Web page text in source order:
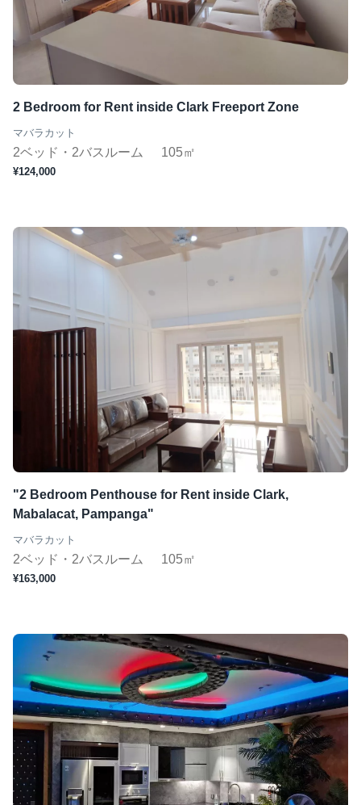
2 Bedroom for Rent inside Clark Freeport Zone
マバラカット
2ベッド・2バスルーム 105㎡
¥124,000
"2 Bedroom Penthouse for Rent inside Clark,
Mabalacat, Pampanga"
マバラカット
2ベッド・2バスルーム 105㎡
¥163,000